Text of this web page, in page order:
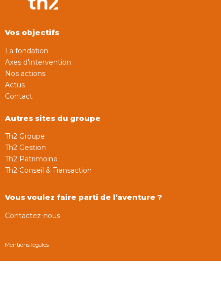
Vos objectifs
La fondation
Axes d'intervention
Nos actions
Actus
Contact
Autres sites du groupe
Th2 Groupe
Th2 Gestion
Th2 Patrimoine
Th2 Conseil & Transaction
Vous voulez faire parti de l’aventure ?
Contactez-nous
Mentions légales